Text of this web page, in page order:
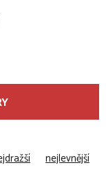
nejlevnější